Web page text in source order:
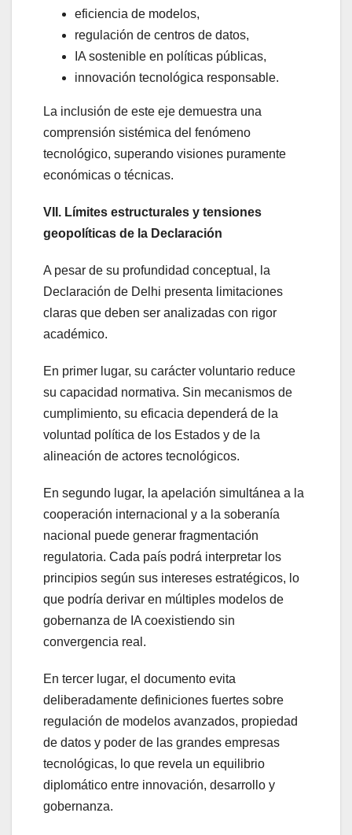
eficiencia de modelos,
regulación de centros de datos,
IA sostenible en políticas públicas,
innovación tecnológica responsable.
La inclusión de este eje demuestra una
comprensión sistémica del fenómeno
tecnológico, superando visiones puramente
económicas o técnicas.
VII. Límites estructurales y tensiones
geopolíticas de la Declaración
A pesar de su profundidad conceptual, la
Declaración de Delhi presenta limitaciones
claras que deben ser analizadas con rigor
académico.
En primer lugar, su carácter voluntario reduce
su capacidad normativa. Sin mecanismos de
cumplimiento, su eficacia dependerá de la
voluntad política de los Estados y de la
alineación de actores tecnológicos.
En segundo lugar, la apelación simultánea a la
cooperación internacional y a la soberanía
nacional puede generar fragmentación
regulatoria. Cada país podrá interpretar los
principios según sus intereses estratégicos, lo
que podría derivar en múltiples modelos de
gobernanza de IA coexistiendo sin
convergencia real.
En tercer lugar, el documento evita
deliberadamente definiciones fuertes sobre
regulación de modelos avanzados, propiedad
de datos y poder de las grandes empresas
tecnológicas, lo que revela un equilibrio
diplomático entre innovación, desarrollo y
gobernanza.